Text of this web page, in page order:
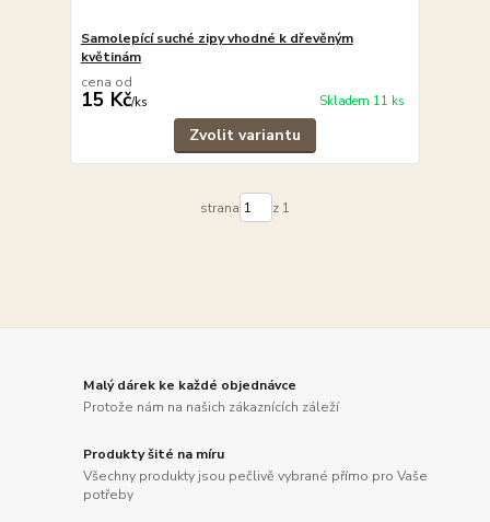
Samolepící suché zipy vhodné k dřevěným
květinám
cena od
15 Kč/ks Skladem 11 ks
Zvolit variantu
strana z 1
Malý dárek ke každé objednávce
Protože nám na našich zákaznících záleží
Produkty šité na míru
Všechny produkty jsou pečlivě vybrané přímo pro Vaše
potřeby